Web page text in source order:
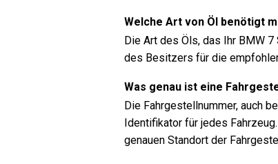
Welche Art von Öl benötigt
Die Art des Öls, das Ihr BMW
des Besitzers für die
Was genau ist eine
Die Fahrgestellnummer, auch
Identifikator für jedes
genauen Standort der